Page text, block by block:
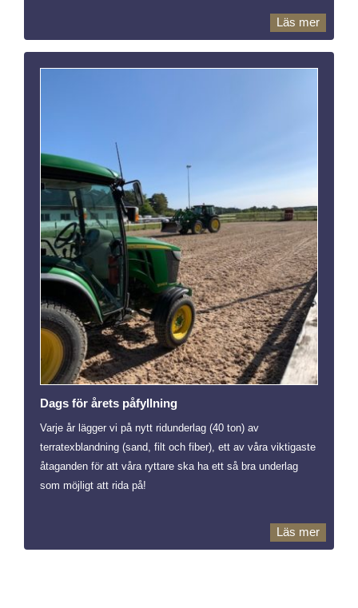
Läs mer
Dags för årets påfyllning
Varje år lägger vi på nytt ridunderlag (40 ton) av
terratexblandning (sand, filt och fiber), ett av våra viktigaste
åtaganden för att våra ryttare ska ha ett så bra underlag
som möjligt att rida på!
Läs mer